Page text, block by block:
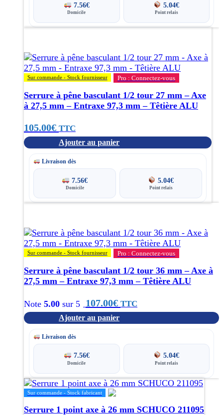
7.56€
Domicile
5.04€
Point relais
Sur commande - Stock fournisseur Pro : Connectez-vous
Serrure à pêne basculant 1/2 tour 27 mm – Axe
à 27,5 mm – Entraxe 97,3 mm – Têtière ALU
105.00€ TTC
Ajouter au panier
Livraison dès
7.56€
Domicile
5.04€
Point relais
Sur commande - Stock fournisseur Pro : Connectez-vous
Serrure à pêne basculant 1/2 tour 36 mm – Axe à
27,5 mm – Entraxe 97,3 mm – Têtière ALU
Note 5.00 sur 5 107.00€ TTC
Ajouter au panier
Livraison dès
7.56€
Domicile
5.04€
Point relais
Sur commande - Stock fabricant
Serrure 1 point axe à 26 mm SCHUCO 211095